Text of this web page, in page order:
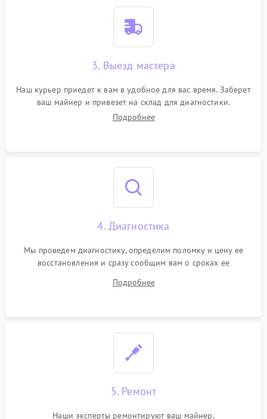
3. Выезд мастера
Наш курьер приедет к вам в удобное для вас время. Заберет
ваш майнер и привезет на склад для диагностики.
Подробнее
4. Диагностика
Мы проведем диагностику, определим поломку и цену ее
восстановления и сразу сообщим вам о сроках ее
Подробнее
5. Ремонт
Наши эксперты ремонтируют ваш майнер.